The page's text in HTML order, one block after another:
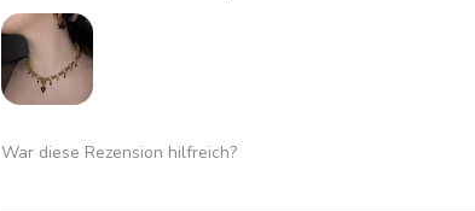
War diese Rezension hilfreich?